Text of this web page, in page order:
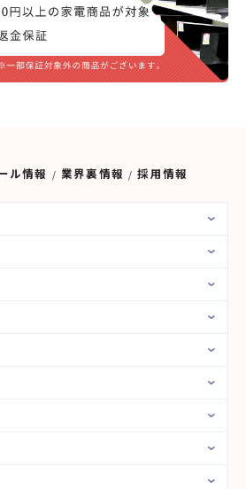
ル情報 業界裏情報 採用情報